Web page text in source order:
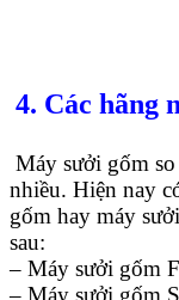
4. Các hãng
Máy sưởi gốm
nhiều. Hiện nay
gốm hay máy
sau:
– Máy sưởi gốm
– Máy sưởi gốm